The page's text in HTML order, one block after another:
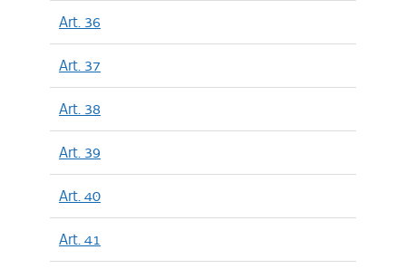
Art. 36
Art. 37
Art. 38
Art. 39
Art. 40
Art. 41